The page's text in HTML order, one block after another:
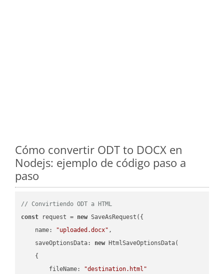
Cómo convertir ODT to DOCX en
Nodejs: ejemplo de código paso a
paso
// Convirtiendo ODT a HTML
const request = new SaveAsRequest({
name: "uploaded.docx" ,
saveOptionsData: new HtmlSaveOptionsData(
    {
fileName:
"destination.html"